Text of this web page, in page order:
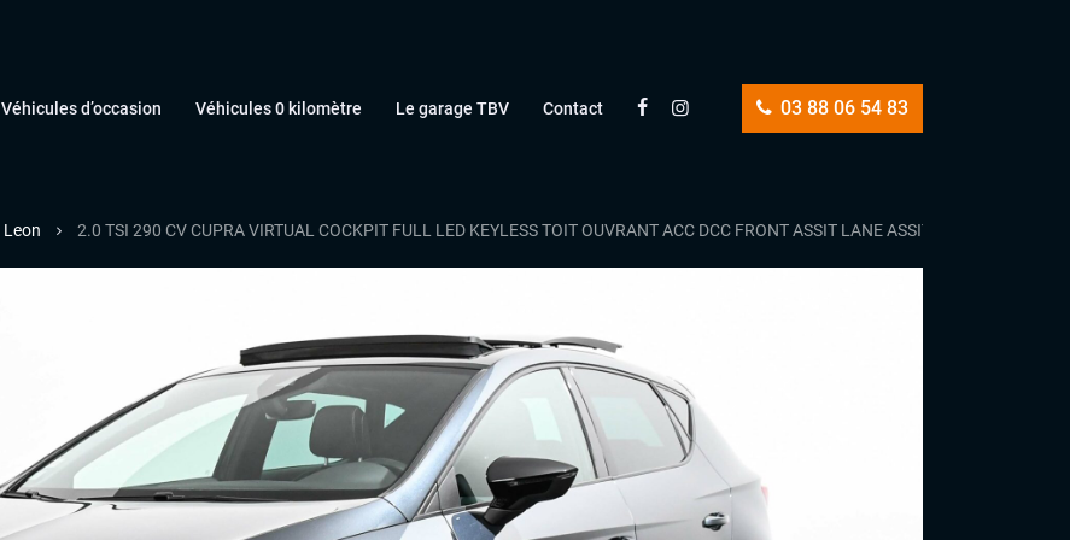
03 88 06 54 83
Véhicules d’occasion Véhicules 0 kilomètre Le garage TBV Contact
Leon 2.0 TSI 290 CV CUPRA VIRTUAL COCKPIT FULL LED KEYLESS TOIT OUVRANT ACC DCC FRONT ASSIT LANE ASSIT CAMERA